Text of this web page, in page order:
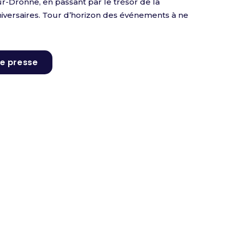
Tour d’horizon des événements à ne
presse